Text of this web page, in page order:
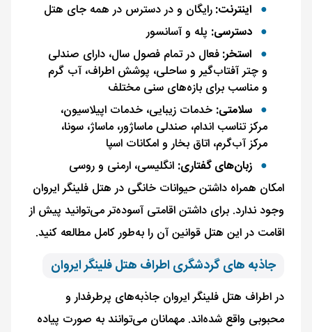
اینترنت:رایگان و در دسترس در همه جای هتل
دسترسی: پله و آسانسور
استخر:فعال در تمام فصول سال، دارای صندلی
و چتر آفتاب‌گیر و ساحلی، پوشش اطراف، آب گرم
و مناسب برای بازه‌های سنی مختلف
سلامتی: خدمات زیبایی، خدمات اپیلاسیون،
مرکز تناسب اندام، صندلی ماساژور، ماساژ، سونا،
مرکز آب‌گرم، اتاق بخار و امکانات اسپا
زبان‌های گفتاری: انگلیسی، ارمنی و روسی
امکان همراه‌ داشتن حیوانات خانگی در هتل فلینگر ایروان
وجود ندارد. برای داشتن اقامتی آسوده‌تر می‌توانید پیش از
اقامت در این هتل قوانین آن را به‌طور کامل مطالعه کنید.
جاذبه های گردشگری اطراف هتل فلینگر ایروان
در اطراف هتل فلینگر ایروان جاذبه‌های پرطرفدار و
محبوبی واقع شده‌اند. مهمانان می‌توانند به ‌صورت پیاده